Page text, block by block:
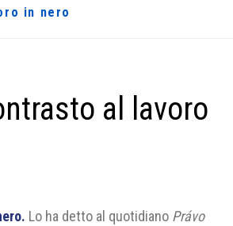
in nero
al lavoro
Lo ha detto al quotidiano Právo